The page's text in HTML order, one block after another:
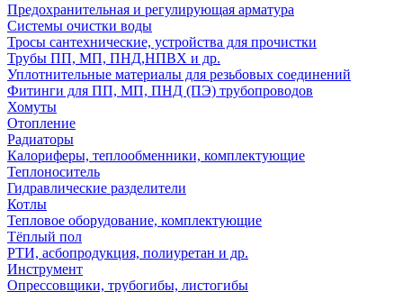
Предохранительная и регулирующая арматура
Системы очистки воды
Тросы сантехнические, устройства для прочистки
Трубы ПП, МП, ПНД,НПВХ и др.
Уплотнительные материалы для резьбовых соединений
Фитинги для ПП, МП, ПНД (ПЭ) трубопроводов
Хомуты
Отопление
Радиаторы
Калориферы, теплообменники, комплектующие
Теплоноситель
Гидравлические разделители
Котлы
Тепловое оборудование, комплектующие
Тёплый пол
РТИ, асбопродукция, полиуретан и др.
Инструмент
Опрессовщики, трубогибы, листогибы